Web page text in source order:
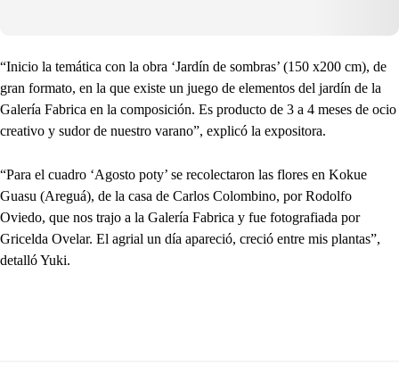
“Inicio la temática con la obra ‘Jardín de sombras’ (150 x200 cm), de
gran formato, en la que existe un juego de elementos del jardín de la
Galería Fabrica en la composición. Es producto de 3 a 4 meses de ocio
creativo y sudor de nuestro varano”, explicó la expositora.
“Para el cuadro ‘Agosto poty’ se recolectaron las flores en Kokue
Guasu (Areguá), de la casa de Carlos Colombino, por Rodolfo
Oviedo, que nos trajo a la Galería Fabrica y fue fotografiada por
Gricelda Ovelar. El agrial un día apareció, creció entre mis plantas”,
detalló Yuki.